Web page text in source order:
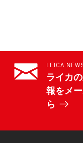
LEICA
ライカ
報をメ
ら